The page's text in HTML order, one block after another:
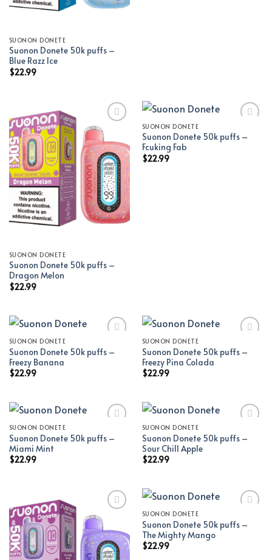
SUONON DONETE
Suonon Donete 50k puffs –
Blue Razz Ice
$22.99
Add to wishlist
SUONON DONETE
Suonon Donete 50k puffs –
Dragon Melon
$22.99
Add to wishlist
SUONON DONETE
Suonon Donete 50k puffs –
Fcuking Fab
$22.99
Add to wishlist
SUONON DONETE
Suonon Donete 50k puffs –
Freezy Banana
$22.99
Add to wishlist
SUONON DONETE
Suonon Donete 50k puffs –
Freezy Pina Colada
$22.99
Add to wishlist
SUONON DONETE
Suonon Donete 50k puffs –
Miami Mint
$22.99
Add to wishlist
SUONON DONETE
Suonon Donete 50k puffs –
Sour Chill Apple
$22.99
Add to wishlist Add to wishlist
SUONON DONETE
Suonon Donete 50k puffs –
The Mighty Mango
$22.99